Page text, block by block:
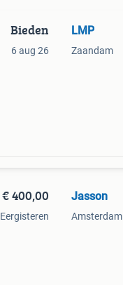
Bieden
6 aug 26
LMP
Zaandam
€ 400,00
Eergisteren
Jasson
Amsterdam